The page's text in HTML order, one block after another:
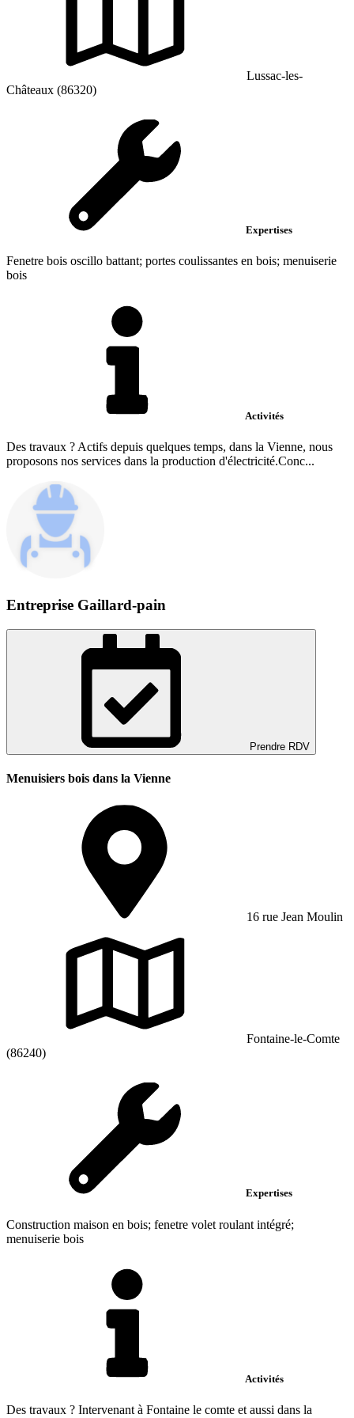
Lussac-les-
Châteaux (86320)
Expertises
Fenetre bois oscillo battant; portes coulissantes en bois; menuiserie
bois
Activités
Des travaux ? Actifs depuis quelques temps, dans la Vienne, nous
proposons nos services dans la production d'électricité.Conc...
Entreprise Gaillard-pain
Prendre RDV
Menuisiers bois dans la Vienne
16 rue Jean Moulin
Fontaine-le-Comte
(86240)
Expertises
Construction maison en bois; fenetre volet roulant intégré;
menuiserie bois
Activités
Des travaux ? Intervenant à Fontaine le comte et aussi dans la